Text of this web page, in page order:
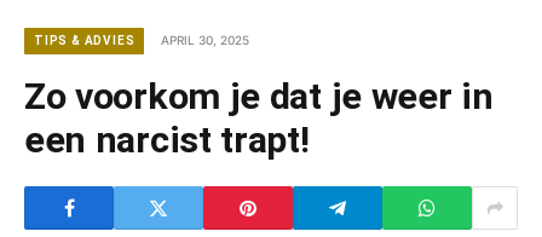
TIPS & ADVIES APRIL 30, 2025
Zo voorkom je dat je weer in
een narcist trapt!